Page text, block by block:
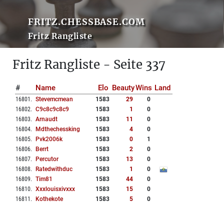
FRITZ.CHESSBASE.COM
Fritz Rangliste
Fritz Rangliste - Seite 337
# Name Elo BeautyWins Land
16801 . Stevemcmean 1583 29
0
16802. C9c8c9c8c9 1583 1
0
16803. Arnaudt 1583 11
0
16804. Mdthechessking 1583 4
0
16805. Pvk2006k 1583 0
1
16806. Berrt 1583 2
0
16807. Percutor 1583 13
0
16808. Ratedwithduc 1583 1
0
16809. Tim81 1583 44
0
16810. Xxxlouisxivxxx 1583 15
0
16811 . Kothekote 1583 5
0